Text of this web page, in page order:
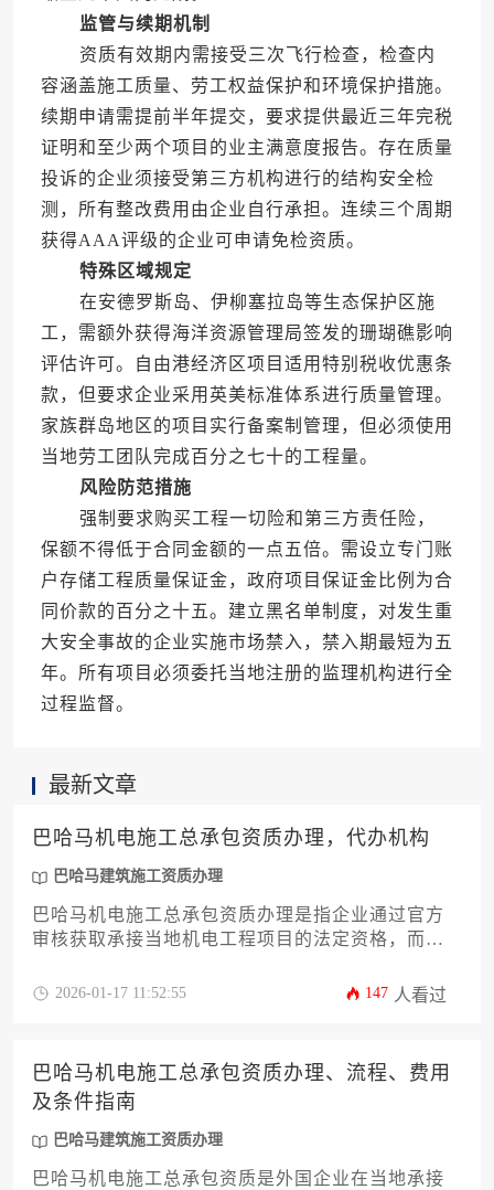
监管与续期机制
资质有效期内需接受三次飞行检查，检查内
容涵盖施工质量、劳工权益保护和环境保护措施。
续期申请需提前半年提交，要求提供最近三年完税
证明和至少两个项目的业主满意度报告。存在质量
投诉的企业须接受第三方机构进行的结构安全检
测，所有整改费用由企业自行承担。连续三个周期
获得AAA评级的企业可申请免检资质。
特殊区域规定
在安德罗斯岛、伊柳塞拉岛等生态保护区施
工，需额外获得海洋资源管理局签发的珊瑚礁影响
评估许可。自由港经济区项目适用特别税收优惠条
款，但要求企业采用英美标准体系进行质量管理。
家族群岛地区的项目实行备案制管理，但必须使用
当地劳工团队完成百分之七十的工程量。
风险防范措施
强制要求购买工程一切险和第三方责任险，
保额不得低于合同金额的一点五倍。需设立专门账
户存储工程质量保证金，政府项目保证金比例为合
同价款的百分之十五。建立黑名单制度，对发生重
大安全事故的企业实施市场禁入，禁入期最短为五
年。所有项目必须委托当地注册的监理机构进行全
过程监督。
最新文章
巴哈马机电施工总承包资质办理，代办机构
巴哈马建筑施工资质办理
巴哈马机电施工总承包资质办理是指企业通过官方
审核获取承接当地机电工程项目的法定资格，而代
备到审批跟进的全流程专业化服务。对于计划进入
2026-01-17 11:52:55 147 人看过
巴哈马机电施工总承包资质办理、流程、费用
及条件指南
巴哈马建筑施工资质办理
巴哈马机电施工总承包资质是外国企业在当地承接